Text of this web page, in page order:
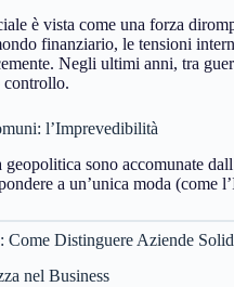
è vista come una forza
finanziario, le tensioni
Negli ultimi anni, tra
controllo.
l’Imprevedibilità
geopolitica sono accomunate
a un’unica moda (come
Come Distinguere Aziende
nel Business